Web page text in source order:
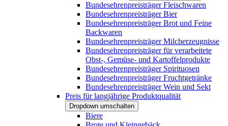
Bundesehrenpreisträger Fleischwaren
Bundesehrenpreisträger Bier
Bundesehrenpreisträger Brot und Feine
Backwaren
Bundesehrenpreisträger Milcherzeugnisse
Bundesehrenpreisträger für verarbeitete
Obst-, Gemüse- und Kartoffelprodukte
Bundesehrenpreisträger Spirituosen
Bundesehrenpreisträger Fruchtgetränke
Bundesehrenpreisträger Wein und Sekt
Preis für langjährige Produktqualität
Dropdown umschalten
Biere